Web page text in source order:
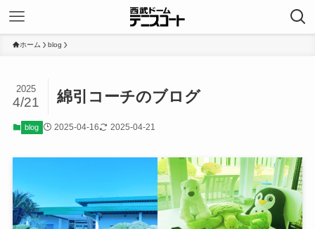
ホーム blog
綿引コーチのブログ
2025
4/21
blog 2025-04-16 2025-04-21